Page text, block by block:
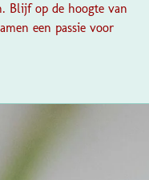
Blijf op de hoogte van
een passie voor